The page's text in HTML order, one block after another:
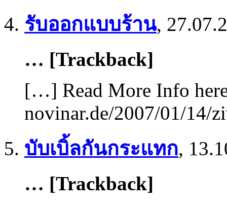
รับออกแบบร้าน,
… [Trackback]
[…] Read More Info
novinar.de/2007/01/
บับเบิ้ลกันกระแทก,
… [Trackback]